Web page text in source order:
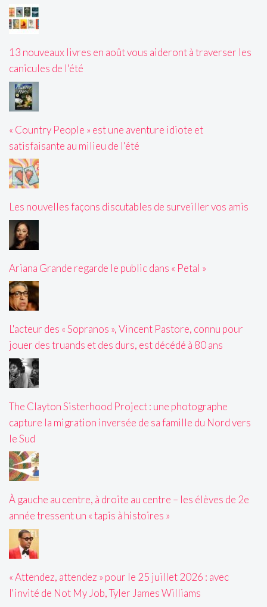
13 nouveaux livres en août vous aideront à traverser les
canicules de l'été
« Country People » est une aventure idiote et
satisfaisante au milieu de l'été
Les nouvelles façons discutables de surveiller vos amis
Ariana Grande regarde le public dans « Petal »
L'acteur des « Sopranos », Vincent Pastore, connu pour
jouer des truands et des durs, est décédé à 80 ans
The Clayton Sisterhood Project : une photographe
capture la migration inversée de sa famille du Nord vers
le Sud
À gauche au centre, à droite au centre – les élèves de 2e
année tressent un « tapis à histoires »
« Attendez, attendez » pour le 25 juillet 2026 : avec
l'invité de Not My Job, Tyler James Williams